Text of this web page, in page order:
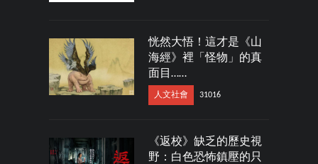
恍然大悟！這才是《山
海經》裡「怪物」的真
面目……
人文社會 31016
《返校》缺乏的歷史視
野：白色恐怖鎮壓的只